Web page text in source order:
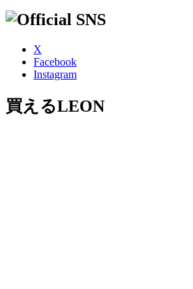
X
Facebook
Instagram
買えるLEON